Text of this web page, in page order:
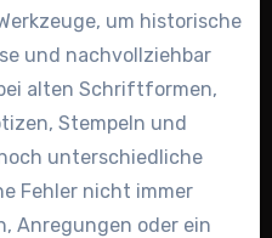
um historische
und nachvollziehbar
alten Schriftformen,
Stempeln und
unterschiedliche
Fehler nicht immer
Anregungen oder ein